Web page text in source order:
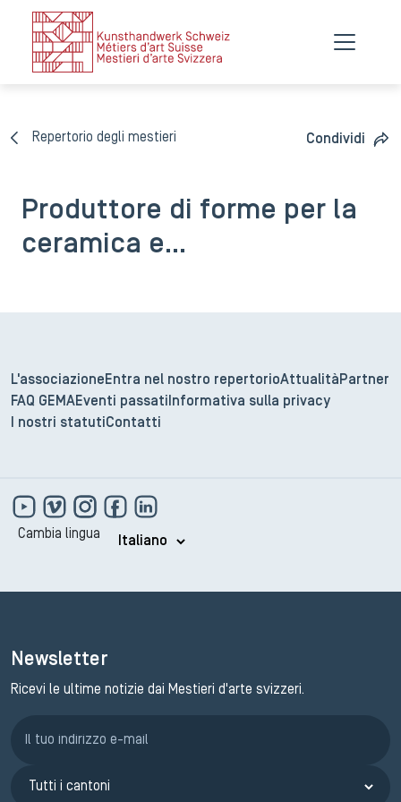
Repertorio degli mestieri Condividi
Produttore di forme per la
ceramica e…
L'associazione Entra nel nostro repertorioAttualità Partner
FAQ GEMAEventi passati
Informativa sulla privacy
I nostri statuti Contatti
Cambia lingua
Newsletter
Ricevi le ultime notizie dai Mestieri d'arte svizzeri.